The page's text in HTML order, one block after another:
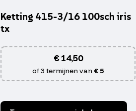
Ketting 415-3/16 100sch iris
tx
€14,50
of 3 termijnen van € 5